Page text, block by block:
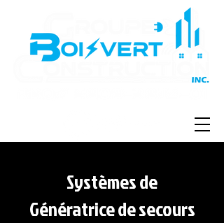
Systèmes de
Génératrice de secours